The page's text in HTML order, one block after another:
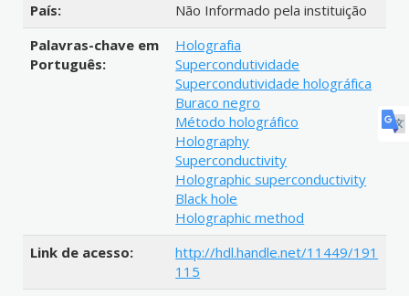
País:
Não Informado pela instituição
Palavras-chave em
Português:
Holografia
Supercondutividade
Supercondutividade holográfica
Buraco negro
Método holográfico
Holography
Superconductivity
Holographic superconductivity
Black hole
Holographic method
Link de acesso:
http://hdl.handle.net/11449/191
115